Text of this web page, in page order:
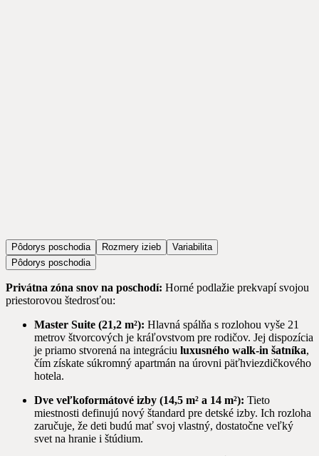
Pôdorys poschodia Rozmery izieb
Variabilita
Pôdorys poschodia
Privátna zóna snov na poschodí: Horné podlažie prekvapí svojou
priestorovou štedrosťou:
Master Suite (21,2 m²): Hlavná spálňa s rozlohou vyše 21
metrov štvorcových je kráľovstvom pre rodičov. Jej dispozícia
je priamo stvorená na integráciu luxusného walk-in šatníka,
čím získate súkromný apartmán na úrovni päťhviezdičkového
hotela.
Dve veľkoformátové izby (14,5 m² a 14 m²): Tieto
miestnosti definujú nový štandard pre detské izby. Ich rozloha
zaručuje, že deti budú mať svoj vlastný, dostatočne veľký
svet na hranie i štúdium.